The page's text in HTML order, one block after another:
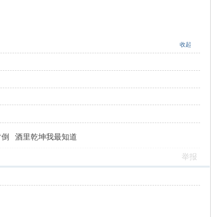
收起
酒里乾坤我最知道
举报